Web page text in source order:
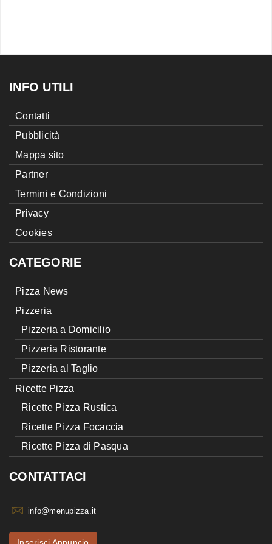
INFO UTILI
Contatti
Pubblicità
Mappa sito
Partner
Termini e Condizioni
Privacy
Cookies
CATEGORIE
Pizza News
Pizzeria
Pizzeria a Domicilio
Pizzeria Ristorante
Pizzeria al Taglio
Ricette Pizza
Ricette Pizza Rustica
Ricette Pizza Focaccia
Ricette Pizza di Pasqua
CONTATTACI
info@menupizza.it
Inserisci Annuncio